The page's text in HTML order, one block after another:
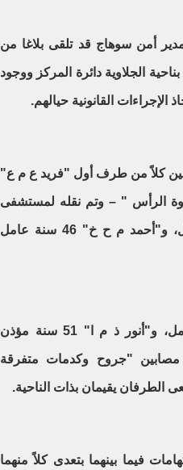
أمن سوهاج قد تلقى بلاغا من
الجلاوية دائرة المركز ووجود
القانونية حيالهم.
بين كلاً من طرف أول "فريد ع م ع"
الرأس " – وتم نقله لمستشفى
سوهاج الجامعى و"أحمد م ع م" 46 سنة عامل، و"أحمد م ح خ" 46 سنة عامل
وبين طرف ثان "مصطفى ا ذ م" 18 سنة عامل، و"أنور ذ م ا" 51 سنة مؤذن
م ا" 54 سنة موظف مصابين "جروح وكدمات متفرقة
الطرفان يقيمان بذات الناحية.
فيما بينهما بتعدى كلاً منهما